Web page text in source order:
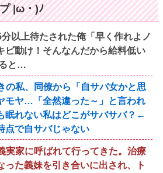
|ω・)ﾉ
以上待たされた俺「早く作れよノ
ビ動け！そんなんだから給料低い
と…
の私、同僚から「自サバ女かと思
モヤ…「全然違った～」と言われ
眠れない私はどこがサバサバ？←
点で自サバじゃない
実家に呼ばれて行ってきた。治療
った義妹を引き合いに出され、ト